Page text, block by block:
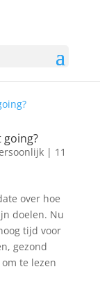
| 11
over hoe
doelen. Nu
tijd voor
gezond
te lezen